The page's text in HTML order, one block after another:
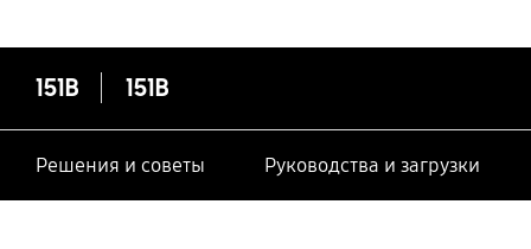
151B 151B
Решения и советы Руководства и загрузки